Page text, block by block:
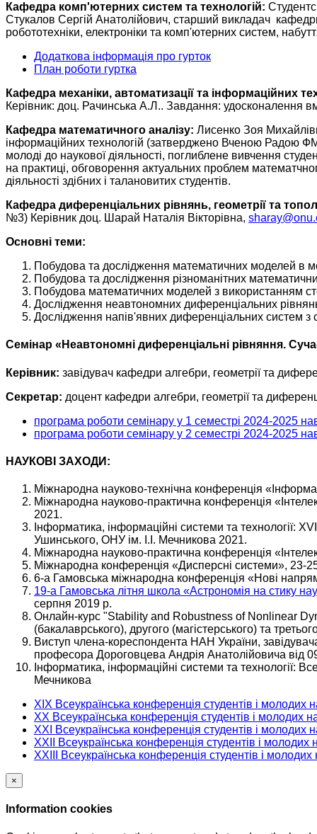
Кафедра комп'ютерних систем та технологій:
Стукалов Сергій Анатолійович, старший викладач
робототехніки, електроніки та комп'ютерних систем,
Додаткова інформація про гурток
План роботи гуртка
Кафедра механіки, автоматизації та інформаційних
Керівник: доц. Рачинська А.Л.. Завдання: удосконалення
Кафедра математичного аналізу: Лисенко Зоя
інформаційних технологій (затверджено Вченою Радою
молоді до наукової діяльності, поглиблене вивчення
на практиці, обговорення актуальних проблем
діяльності здібних і талановитих студентів.
Кафедра диференціальних рівнянь, геометрії та
№3) Керівник доц. Шарай Наталія Вікторівна,
Основні теми:
Побудова та дослідження математичних моделей в
Побудова та дослідження різноманітних
Побудова математичних моделей з використанням
Дослідження неавтономних диференціальних
Дослідження напів'явних диференціальних систем
Семінар «Неавтономні диференціальні рівняння.
Керівник: завідувач кафедри алгебри, геометрії та
Секретар: доцент кафедри алгебри, геометрії та
програма роботи семінару у 1 семестрі 2024-2025
програма роботи семінару у 2 семестрі 2024-2025
НАУКОВІ ЗАХОДИ:
Міжнародна науково-технічна конференція
Міжнародна науково-практична конференція
2021.
Інформатика, інформаційні системи та технології:
Ушинського, ОНУ ім. І.І. Мечникова 2021.
Міжнародна науково-практична конференція
Міжнародна конференція «Дисперсні системи», 23-
6-а Гамовська міжнародна конференція «Нові
19-а Гамовська літня школа «Астрономія на стику
серпня 2019 р.
Онлайн-курс "Stability and Robustness of Nonlinear
(бакалаврського), другого (магістерського) та
Виступ члена-кореспондента НАН України,
професора Дороговцева Андрія Анатолійовича від
Інформатика, інформаційні системи та технології:
Мечникова
XIX Всеукраїнська конференція студентів і молодих
XX Всеукраїнська конференція студентів і молодих
XXI Всеукраїнська конференція студентів і молодих
XXII Всеукраїнська конференція студентів і молодих
XXIII Всеукраїнська конференція студентів і
×
Information cookies